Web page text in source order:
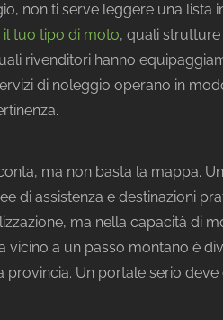
non ti serve leggere una lista
il tuo tipo di moto, quali
rivenditori hanno
di noleggio operano in
ma non basta la mappa.
di assistenza e destinazioni
ma nella capacità di
vicino a un passo montano è
Un portale serio deve